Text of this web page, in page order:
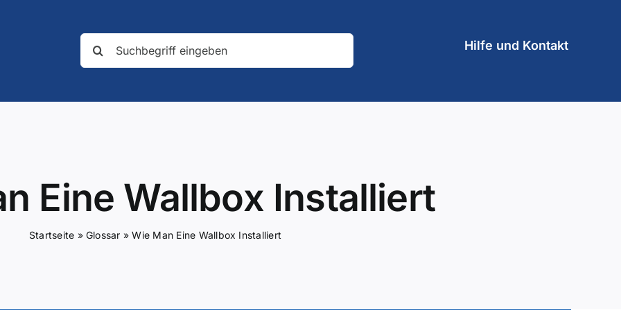
Suche
nach:
Hilfe und Kontakt
Eine Wallbox Installiert
Startseite »Glossar »Wie Man Eine Wallbox Installiert